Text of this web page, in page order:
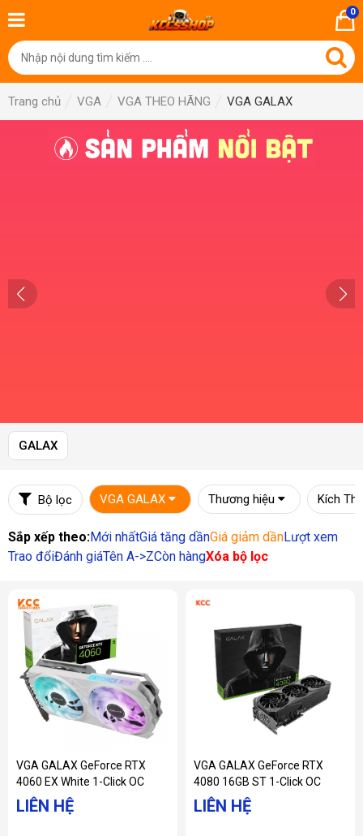
0
Trang chủ VGA VGA THEO HÃNG VGA GALAX
GALAX
Bộ lọc VGA GALAX Thương hiệu Kích
Sắp xếp theo:Mới nhấtGiá tăng dầnGiá giảm dầnLượt xem
Trao đổiĐánh giáTên A->ZCòn hàngXóa bộ lọc
VGA GALAX GeForce RTX
4060 EX White 1-Click OC
LIÊN HỆ
VGA GALAX GeForce RTX
4080 16GB ST 1-Click OC
LIÊN HỆ